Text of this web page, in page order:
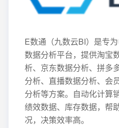
E数通（九数云BI）是专
数据分析平台，提供淘宝
析、京东数据分析、拼多
分析、直播数据分析、会
分析等方案。自动化计算
绩效数据、库存数据，帮
况，决策效率高。